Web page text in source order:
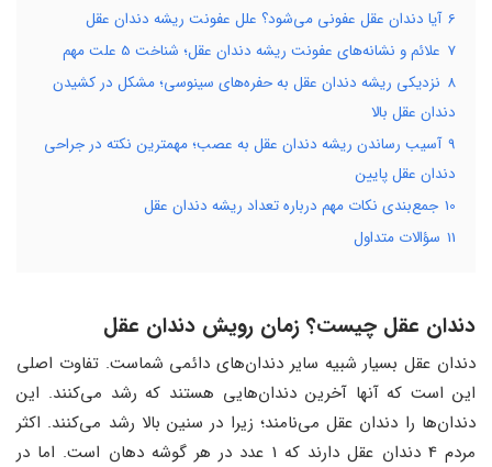
6 آیا دندان عقل عفونی می‌شود؟ علل عفونت ریشه دندان عقل
7 علائم و نشانه‌های عفونت ریشه دندان عقل؛ شناخت 5 علت مهم
8 نزدیکی ریشه دندان عقل به حفره‌های سینوسی؛ مشکل در کشیدن
دندان عقل بالا
9 آسیب رساندن ریشه دندان عقل به عصب؛ مهمترین نکته در جراحی
دندان عقل پایین
10 جمع‌بندی نکات مهم درباره تعداد ریشه دندان عقل
11 سؤالات متداول
دندان عقل چیست؟ زمان رویش دندان عقل
دندان عقل بسیار شبیه سایر دندان‌های دائمی شماست. تفاوت اصلی
این است که آنها آخرین دندان‌هایی هستند که رشد می‌کنند. این
دندان‌ها را دندان عقل می‌نامند؛ زیرا در سنین بالا رشد می‌کنند. اکثر
مردم 4 دندان عقل دارند که 1 عدد در هر گوشه دهان است. اما در